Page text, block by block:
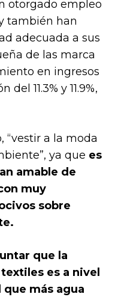
otorgado empleo
también han
adecuada a sus
de las marca
en ingresos
11.3% y 11.9%,
a la moda
ya que es
amable de
muy
sobre
que la
es a nivel
más agua